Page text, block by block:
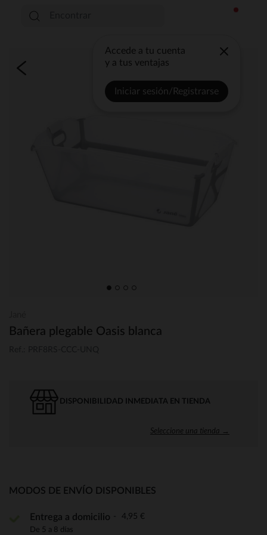
Accede a tu cuenta
y a tus ventajas
Iniciar sesión/Registrarse
Bañera plegable Oasis blanca
DISPONIBILIDAD INMEDIATA EN TIENDA
Seleccione una tienda →
MODOS DE ENVÍO DISPONIBLES
Entrega a domicilio 4,95 €
De 5 a 8 días